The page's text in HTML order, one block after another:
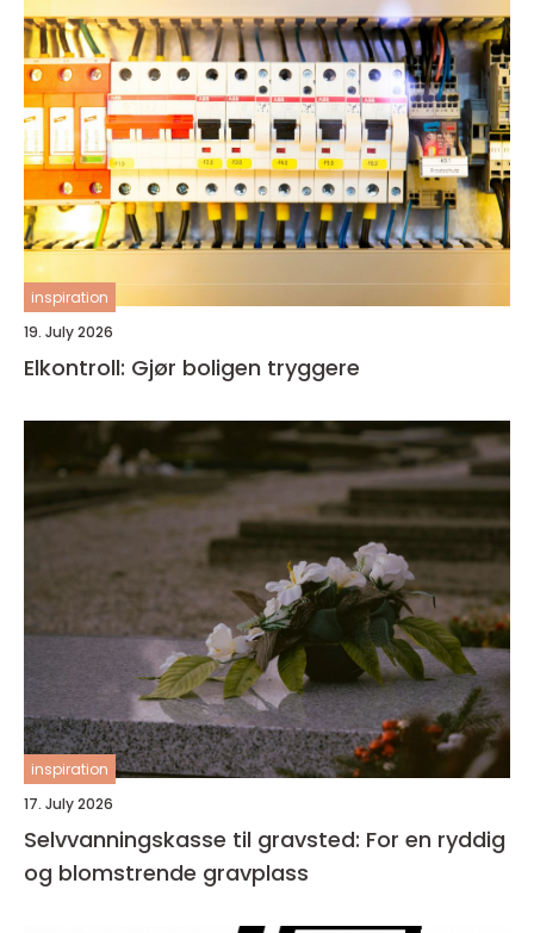
inspiration
19. July 2026
Elkontroll: Gjør boligen tryggere
inspiration
17. July 2026
Selvvanningskasse til gravsted: For en ryddig
og blomstrende gravplass